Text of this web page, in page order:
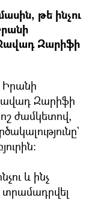
թե ինչու
Զարիֆի
Իրանի
Զարիֆի
ժամկետով,
և ինչ
տրամադրվել